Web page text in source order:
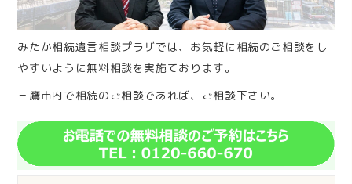
みたか相続遺言相談プラザでは、お気軽に相続のご相談をし
やすいように無料相談を実施ております。
三鷹市内で相続のご相談であれば、ご相談下さい。